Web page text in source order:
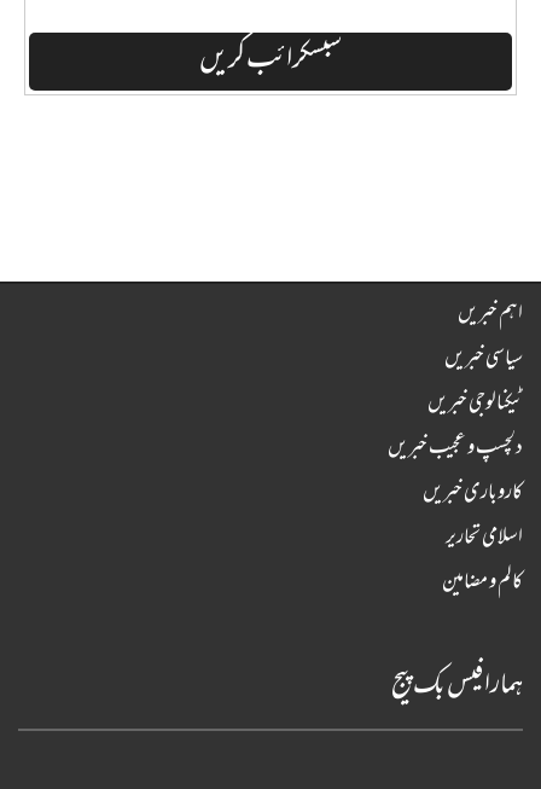
اہم خبریں
سیاسی خبریں
ٹیکنالوجی خبریں
دلچسپ و عجیب خبریں
کاروباری خبریں
اسلامی تحاریر
کالم و مضامین
ہمارا فیس بک پیج